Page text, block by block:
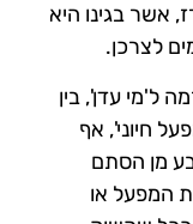
אשר בגינו היא
לצרכן.
ל'מי עדן', בין
חיוני', אף
מן הסתם
המפעל או